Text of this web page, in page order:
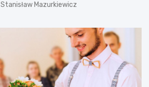
Stanisław Mazurkiewicz